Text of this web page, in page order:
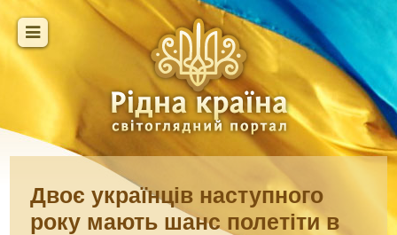
Двоє українців наступного
року мають шанс полетіти в